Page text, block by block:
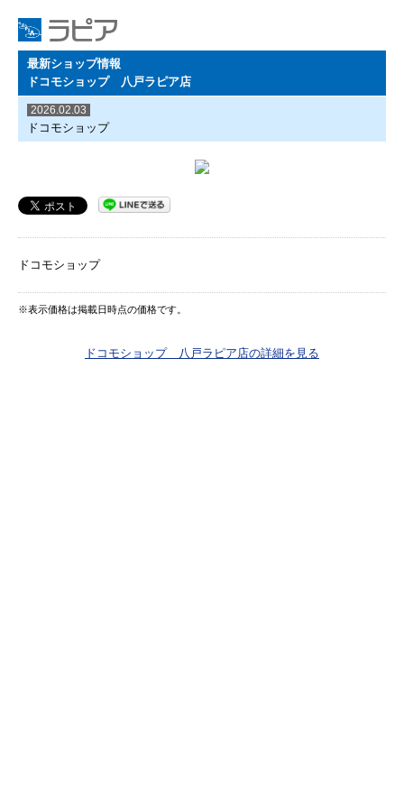
最新ショップ情報
ドコモショップ 八戸ラピア店
2026.02.03
ドコモショップ
ドコモショップ
※表示価格は掲載日時点の価格です。
ドコモショップ 八戸ラピア店の詳細を見る